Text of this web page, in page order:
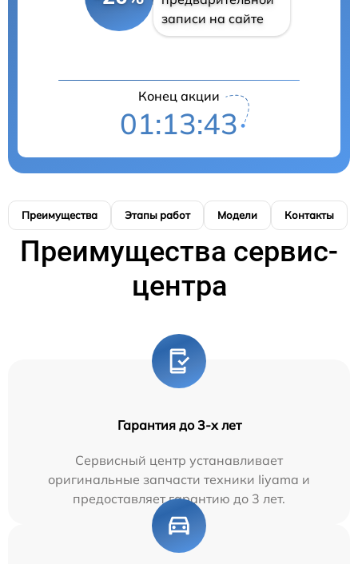
записи на сайте
Конец акции
01:13:42
Преимущества Этапы работ Модели Контакты
Преимущества сервис-
центра
Гарантия до 3-х лет
Сервисный центр устанавливает
оригинальные запчасти техники Iiyama и
предоставляет гарантию до 3 лет.